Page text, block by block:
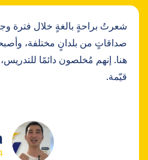
شعرتُ براحةٍ بالغةٍ خلال فترة
صداقاتٍ من بلدانٍ مختلفة،
هنا. إنهم مُخلصون دائمًا
قيّمة.